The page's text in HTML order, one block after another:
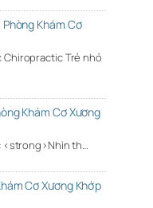
Khám Cơ
Chiropractic Trẻ nhỏ
Khám Cơ Xương
<strong>Nhìn th…
Cơ Xương Khớp